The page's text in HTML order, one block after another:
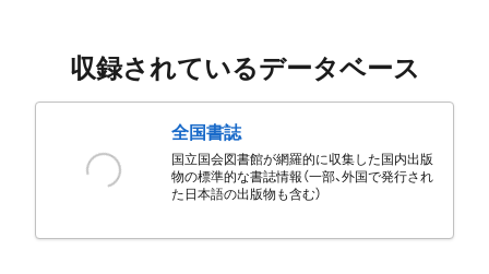
収録されているデータベース
全国書誌
国立国会図書館が網羅的に収集した国内出版
物の標準的な書誌情報（一部、外国で発行され
た日本語の出版物も含む）